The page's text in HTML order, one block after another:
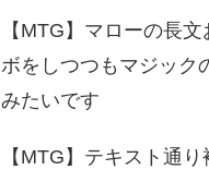
【MTG】マローの長
ボをしつつもマジック
みたいです
【MTG】テキスト通